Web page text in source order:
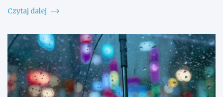
Czytaj dalej